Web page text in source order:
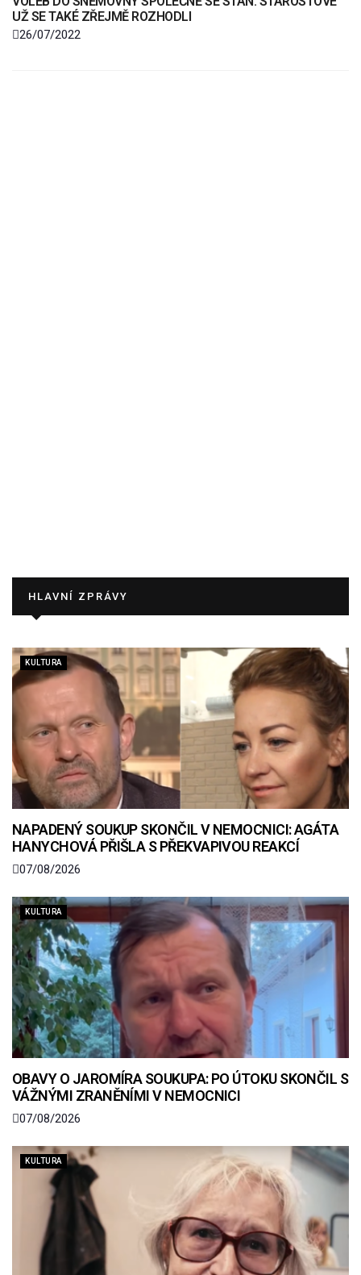
UŽ SE TAKÉ ZŘEJMĚ ROZHODLI
26/07/2022
HLAVNÍ ZPRÁVY
KULTURA
NAPADENÝ SOUKUP SKONČIL V NEMOCNICI: AGÁTA
HANYCHOVÁ PŘIŠLA S PŘEKVAPIVOU REAKCÍ
07/08/2026
KULTURA
OBAVY O JAROMÍRA SOUKUPA: PO ÚTOKU SKONČIL S
VÁŽNÝMI ZRANĚNÍMI V NEMOCNICI
07/08/2026
KULTURA